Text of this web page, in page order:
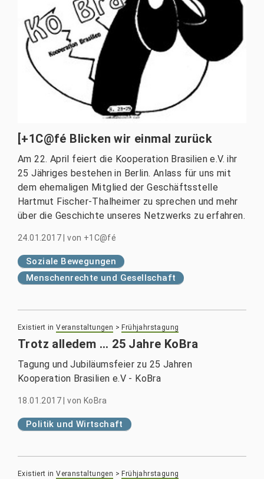
[+1C@fé Blicken wir einmal zurück
Am 22. April feiert die Kooperation Brasilien e.V. ihr
25 Jähriges bestehen in Berlin. Anlass für uns mit
dem ehemaligen Mitglied der Geschäftsstelle
Hartmut Fischer-Thalheimer zu sprechen und mehr
über die Geschichte unseres Netzwerks zu erfahren.
24.01.2017 |von +1C@fé
Soziale Bewegungen
Menschenrechte und Gesellschaft
Existiert in Veranstaltungen > Frühjahrstagung
Trotz alledem ... 25 Jahre KoBra
Tagung und Jubiläumsfeier zu 25 Jahren
Kooperation Brasilien e.V - KoBra
18.01.2017 |von KoBra
Politik und Wirtschaft
Existiert in Veranstaltungen > Frühjahrstagung